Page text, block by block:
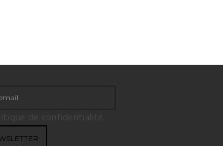
de confidentialité.